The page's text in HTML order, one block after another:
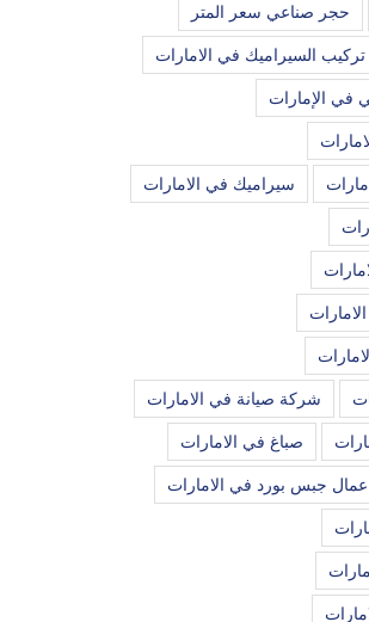
حجر صناعي سعر المتر
السيراميك في الامارات
في الإمارات
سيراميك في الامارات
شركة صيانة في الامارات
صباغ في الامارات
عمال جبس بورد في الامارات